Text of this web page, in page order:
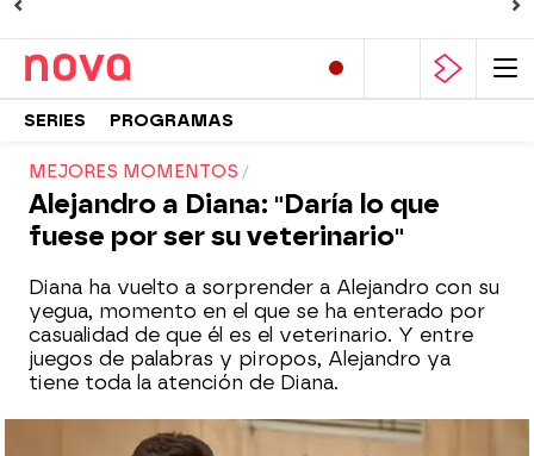
SERIES PROGRAMAS
MEJORES MOMENTOS
Alejandro a Diana: "Daría lo que
fuese por ser su veterinario"
Diana ha vuelto a sorprender a Alejandro con su
yegua, momento en el que se ha enterado por
casualidad de que él es el veterinario. Y entre
juegos de palabras y piropos, Alejandro ya
tiene toda la atención de Diana.